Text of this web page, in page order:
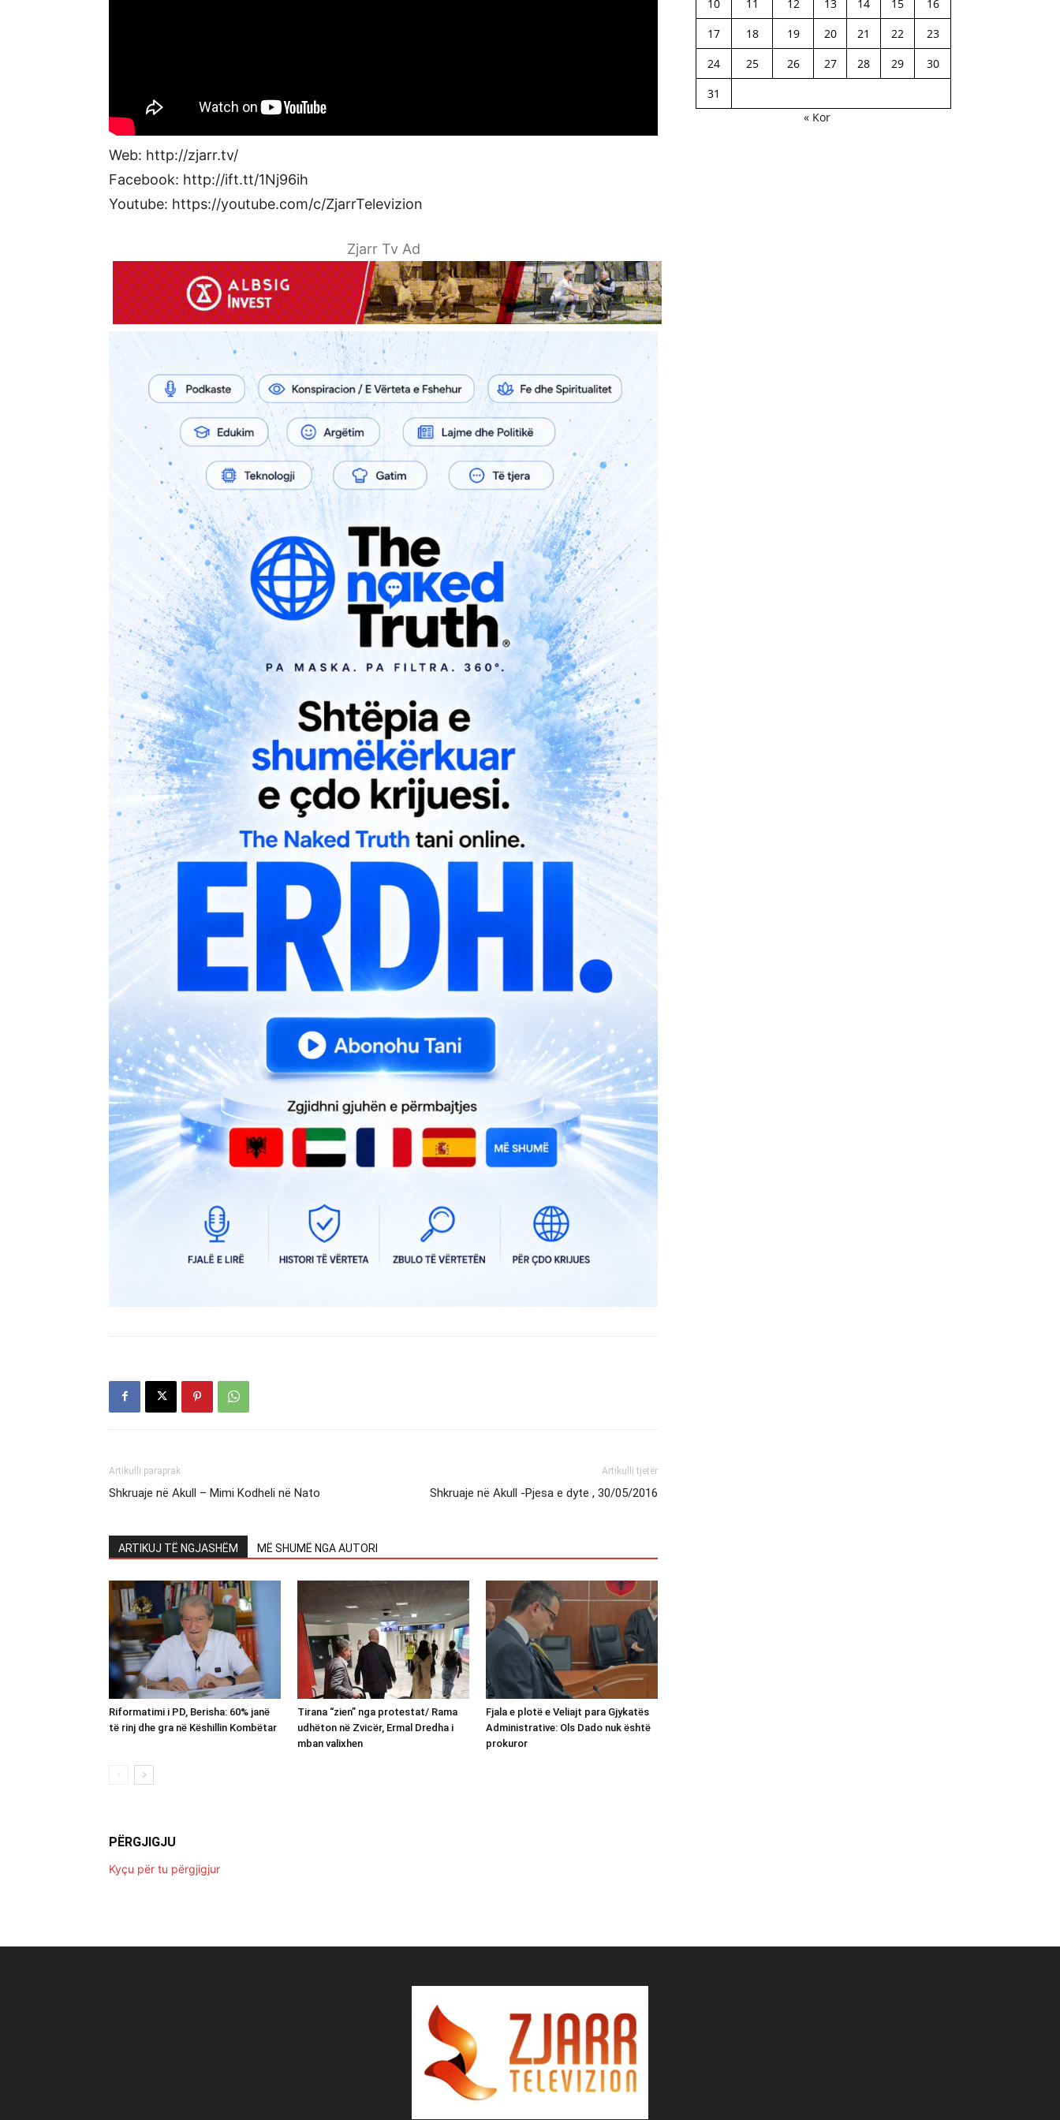
Web: http://zjarr.tv/
Facebook: http://ift.tt/1Nj96ih
Youtube: https://youtube.com/c/ZjarrTelevizion
Zjarr Tv Ad
Artikulli paraprak
Shkruaje në Akull – Mimi Kodheli në Nato
Artikulli tjetër
Shkruaje në Akull -Pjesa e dyte , 30/05/2016
ARTIKUJ TË NGJASHËM MË SHUMË NGA AUTORI
Riformatimi i PD, Berisha: 60% janë
të rinj dhe gra në Këshillin Kombëtar
Tirana “zien” nga protestat/ Rama
udhëton në Zvicër, Ermal Dredha i
mban valixhen
Fjala e plotë e Veliajt para Gjykatës
Administrative: Ols Dado nuk është
prokuror
PËRGJIGJU
Kyçu për tu përgjigjur
10 11 12 13 14 15
16
17
18 19 20 21 22
23
24
25 26 27 28 29
30
31
« Kor